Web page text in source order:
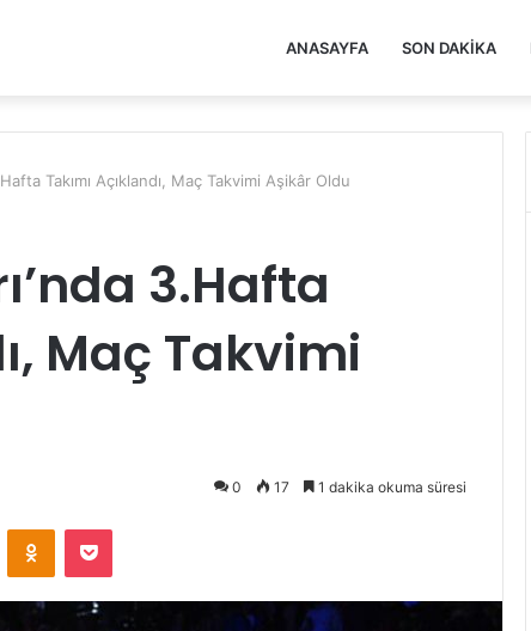
ANASAYFA SON DAKIKA
Takımı Açıklandı, Maç Takvimi Aşikâr Oldu
3.Hafta
Maç Takvimi
0 17 1 dakika okuma süresi
Odnoklassniki
Pocket